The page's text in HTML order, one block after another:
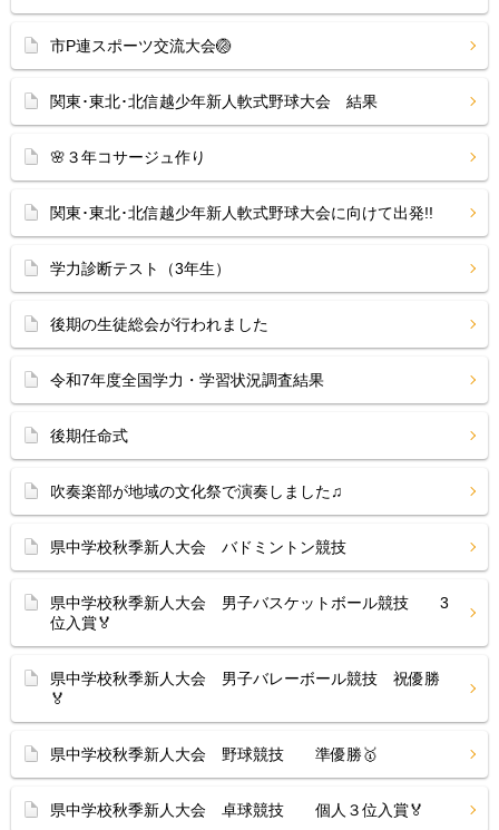
市P連スポーツ交流大会🏐
関東･東北･北信越少年新人軟式野球大会 結果
🌸３年コサージュ作り
関東･東北･北信越少年新人軟式野球大会に向けて出発!!
学力診断テスト（3年生）
後期の生徒総会が行われました
令和7年度全国学力・学習状況調査結果
後期任命式
吹奏楽部が地域の文化祭で演奏しました♫
県中学校秋季新人大会 バドミントン競技
県中学校秋季新人大会 男子バスケットボール競技 3
位入賞🏅
県中学校秋季新人大会 男子バレーボール競技 祝優勝
🏅
県中学校秋季新人大会 野球競技 準優勝🥇
県中学校秋季新人大会 卓球競技 個人３位入賞🏅